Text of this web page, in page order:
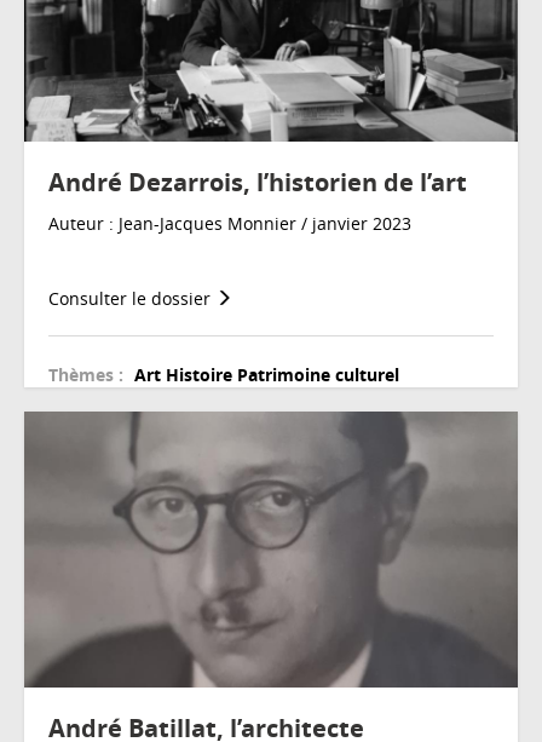
André Dezarrois, l’historien de l’art
Auteur : Jean-Jacques Monnier / janvier 2023
Consulter le dossier
Thèmes : Art Histoire Patrimoine culturel
André Batillat, l’architecte